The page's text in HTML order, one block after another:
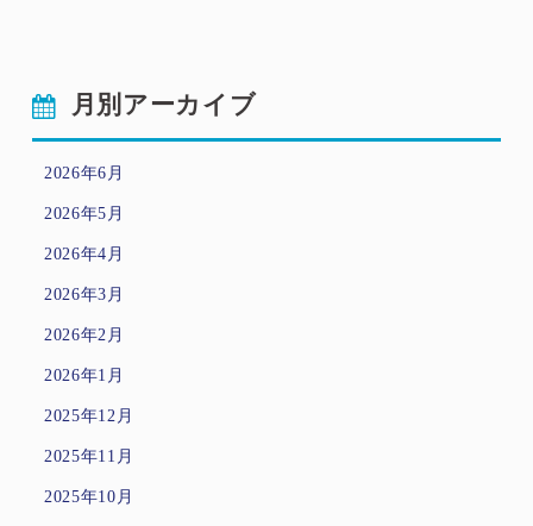
月別アーカイブ
2026年6月
2026年5月
2026年4月
2026年3月
2026年2月
2026年1月
2025年12月
2025年11月
2025年10月